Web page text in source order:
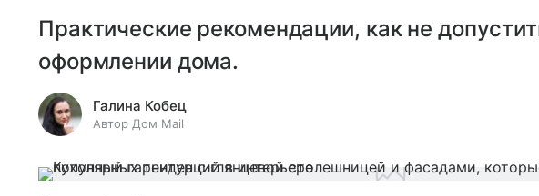
Практические рекомендации, как не
оформлении дома.
Галина Кобец
Автор Дом Mail